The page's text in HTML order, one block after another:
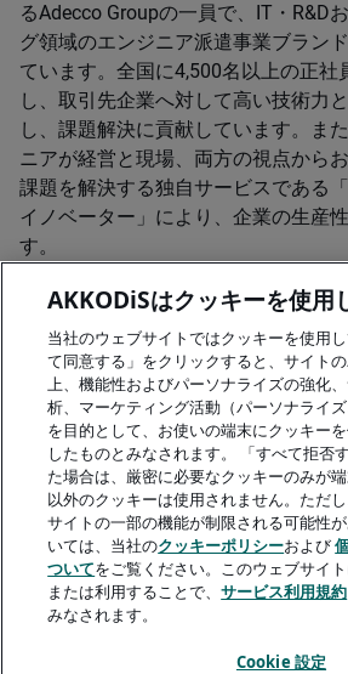
るAdecco Groupの一員で、IT・R&D
グ領域のエンジニア派遣事業ブラン
ています。全国に4,500名以上の正社
し、取引先企業へ対して高い技術力
し、課題解決に貢献しています。ま
ニアが経営と現場、両方の視点から
課題を解決する独自サービスである
イノベーター」により、企業の生産
す。
Modis VSNウェブサイト
「バリューチェーン・イノベーター
A rendering error occurred:me.replaceAll is
AKKODiSはクッキーを使用
当社のウェブサイトではクッキーを使用
て同意する」をクリックすると、サイト
上、機能性およびパーソナライズの強化
析、マーケティング活動（パーソナライズ
を目的として、お使いの端末にクッキー
したものとみなされます。 「すべて拒否
た場合は、厳密に必要なクッキーのみが
以外のクッキーは使用されません。ただし
サイトの一部の機能が制限される可能性
いては、当社のクッキーポリシーおよび
ついてをご覧ください。このウェブサイト
または利用することで、サービス利用規約
みなされます。
Cookie 設定